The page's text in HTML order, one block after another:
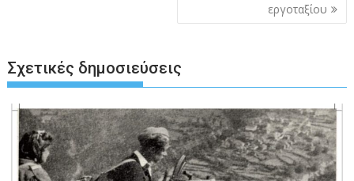
εργοταξίου
Σχετικές δημοσιεύσεις